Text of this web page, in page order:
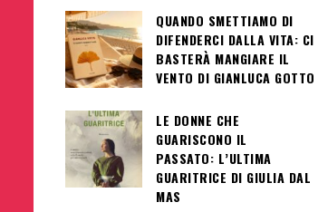
QUANDO SMETTIAMO DI
DIFENDERCI DALLA VITA: CI
BASTERÀ MANGIARE IL
VENTO DI GIANLUCA GOTTO
LE DONNE CHE
GUARISCONO IL
PASSATO: L’ULTIMA
GUARITRICE DI GIULIA DAL
MAS